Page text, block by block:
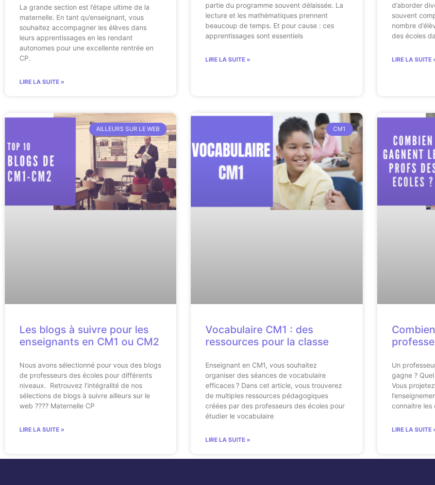
La grande section est l’étape ultime de la
maternelle. En tant qu’enseignant, vous
souhaitez accompagner les élèves dans
leurs apprentissages en les rendant
autonomes pour une excellente rentrée en
CP.
LIRE LA SUITE »
partie du programme souvent délaissée. La
lecture et les mathématiques prennent
beaucoup de temps. Et pour cause : ces
apprentissages sont essentiels
LIRE LA SUITE »
d’aborder
souvent
nombre
des écoles
LIRE LA SUITE
AILLEURS SUR LE WEB
Les blogs à suivre pour les
enseignants en CM1 ou CM2
Nous avons sélectionné pour vous des blogs
de professeurs des écoles pour différents
niveaux. Retrouvez l’intégralité de nos
sélections de blogs à suivre ailleurs sur le
web ???? Maternelle CP
LIRE LA SUITE »
CM1
Vocabulaire CM1 : des
ressources pour la classe
Enseignant en CM1, vous souhaitez
organiser des séances de vocabulaire
efficaces ? Dans cet article, vous trouverez
de multiples ressources pédagogiques
créées par des professeurs des écoles pour
étudier le vocabulaire
LIRE LA SUITE »
Un
gagne ?
Vous
connaitre les
LIRE LA SUITE